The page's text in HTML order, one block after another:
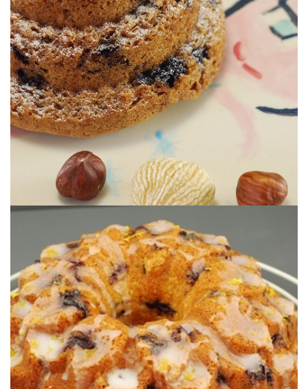
MINI BUNDTCAKES DE HARINA DE
CASTAÑA & ARÁNDANOS
Un bundtcake sabroso de arándanos frescos con un toque de
ralladura de limón, perfecto para cualquier celebración.